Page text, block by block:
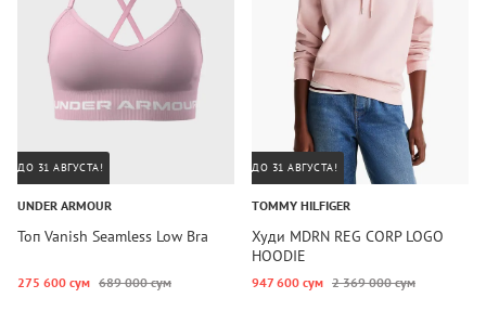
ДО 31 АВГУСТА!
UNDER ARMOUR
Топ Vanish Seamless Low Bra
275 600 сум 689 000 сум
ДО 31 АВГУСТА!
TOMMY HILFIGER
Худи MDRN REG CORP LOGO
HOODIE
947 600 сум 2 369 000 сум